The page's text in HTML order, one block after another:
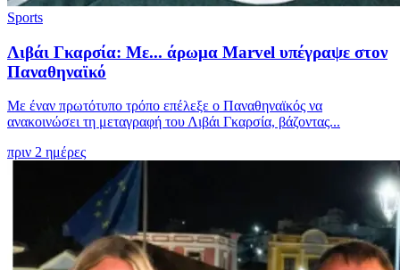
Sports
Λιβάι Γκαρσία: Με... άρωμα Marvel υπέγραψε στον
Παναθηναϊκό
Με έναν πρωτότυπο τρόπο επέλεξε ο Παναθηναϊκός να
ανακοινώσει τη μεταγραφή του Λιβάι Γκαρσία, βάζοντας...
πριν 2 ημέρες